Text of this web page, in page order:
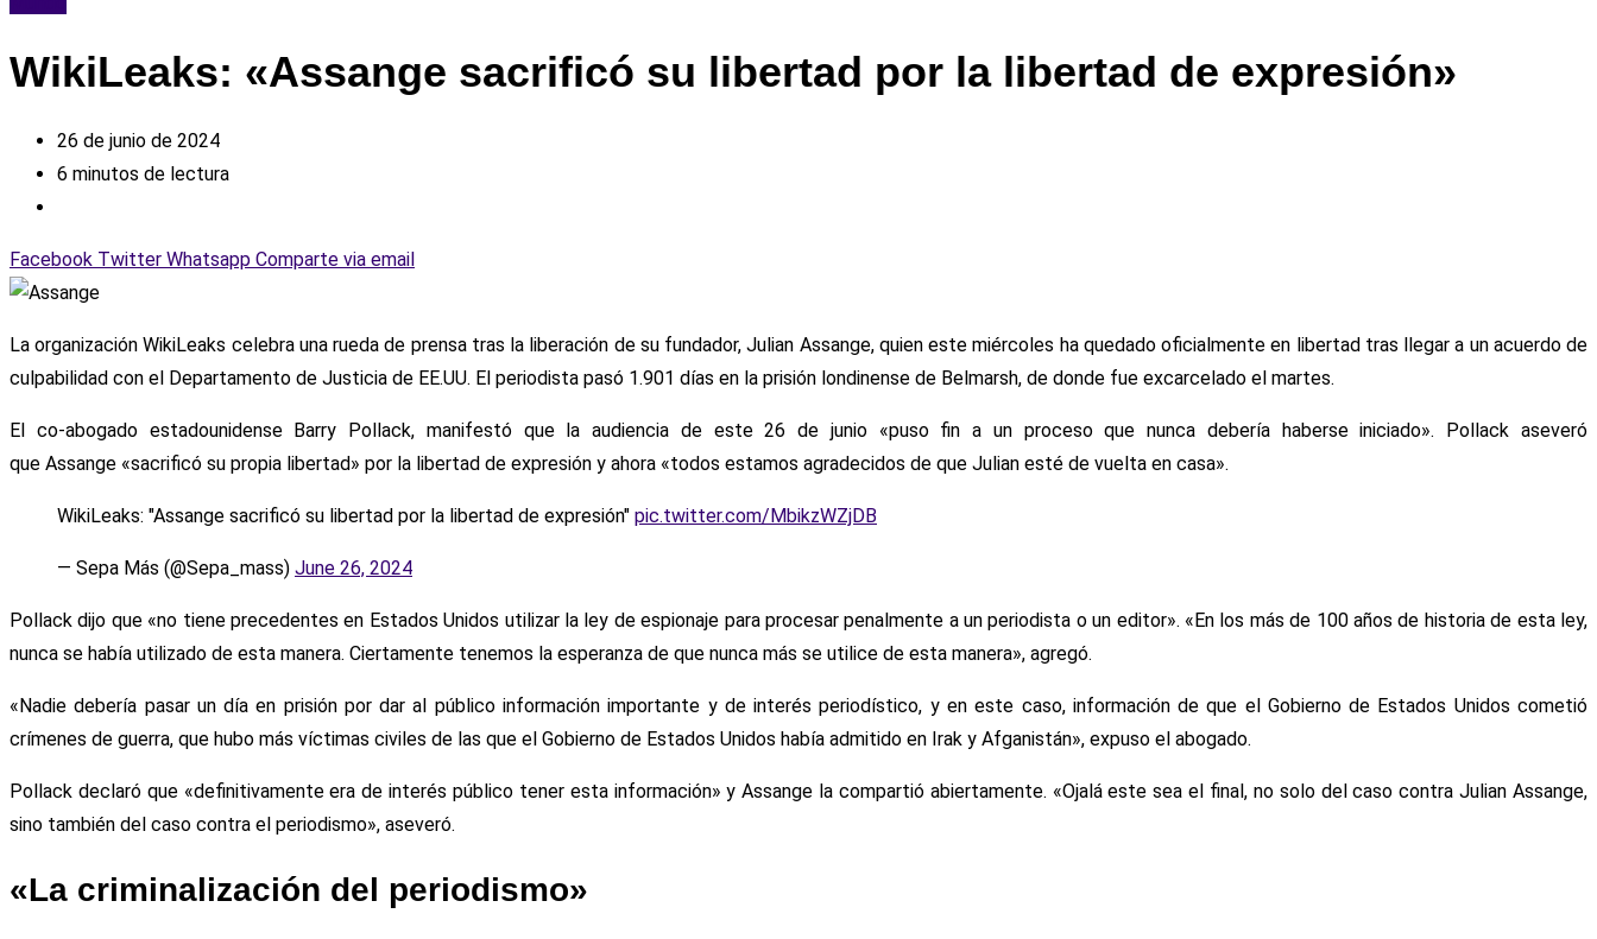
WikiLeaks: «Assange sacrificó su libertad por la libertad de expresión»
26 de junio de 2024
6 minutos de lectura
Facebook Twitter Whatsapp Comparte via email
La organización WikiLeaks celebra una rueda de prensa tras la liberación de su fundador, Julian Assange, quien este miércoles ha quedado oficialmente en libertad tras llegar a un acuerdo de
culpabilidad con el Departamento de Justicia de EE.UU. El periodista pasó 1.901 días en la prisión londinense de Belmarsh, de donde fue excarcelado el martes.
El co-abogado estadounidense Barry Pollack, manifestó que la audiencia de este 26 de junio «puso fin a un proceso que nunca debería haberse iniciado». Pollack aseveró
que Assange «sacrificó su propia libertad» por la libertad de expresión y ahora «todos estamos agradecidos de que Julian esté de vuelta en casa».
WikiLeaks: "Assange sacrificó su libertad por la libertad de expresión" pic.twitter.com/MbikzWZjDB
— Sepa Más (@Sepa_mass) June 26, 2024
Pollack dijo que «no tiene precedentes en Estados Unidos utilizar la ley de espionaje para procesar penalmente a un periodista o un editor». «En los más de 100 años de historia de esta ley,
nunca se había utilizado de esta manera. Ciertamente tenemos la esperanza de que nunca más se utilice de esta manera», agregó.
«Nadie debería pasar un día en prisión por dar al público información importante y de interés periodístico, y en este caso, información de que el Gobierno de Estados Unidos cometió
crímenes de guerra, que hubo más víctimas civiles de las que el Gobierno de Estados Unidos había admitido en Irak y Afganistán», expuso el abogado.
Pollack declaró que «definitivamente era de interés público tener esta información» y Assange la compartió abiertamente. «Ojalá este sea el final, no solo del caso contra Julian Assange,
sino también del caso contra el periodismo», aseveró.
«La criminalización del periodismo»